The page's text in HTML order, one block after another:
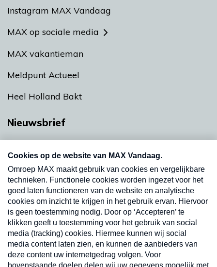
Instagram MAX Vandaag
MAX op sociale media
MAX vakantieman
Meldpunt Actueel
Heel Holland Bakt
Nieuwsbrief
nieuwsbrief. Elke vrijdag- en dinsdagochtend in
uw mailbox.
Verzend